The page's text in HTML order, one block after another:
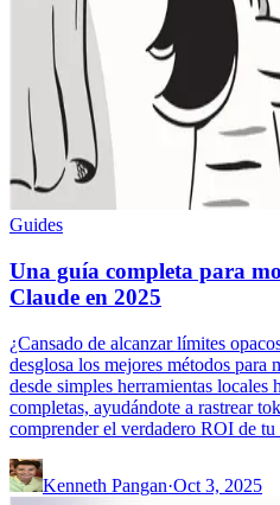
Guides
Una guía completa para
Claude en 2025
¿Cansado de alcanzar límites
desglosa los mejores métodos para
desde simples herramientas locales
completas, ayudándote a rastrear
comprender el verdadero ROI de
Kenneth Pangan·Oct 3, 2025